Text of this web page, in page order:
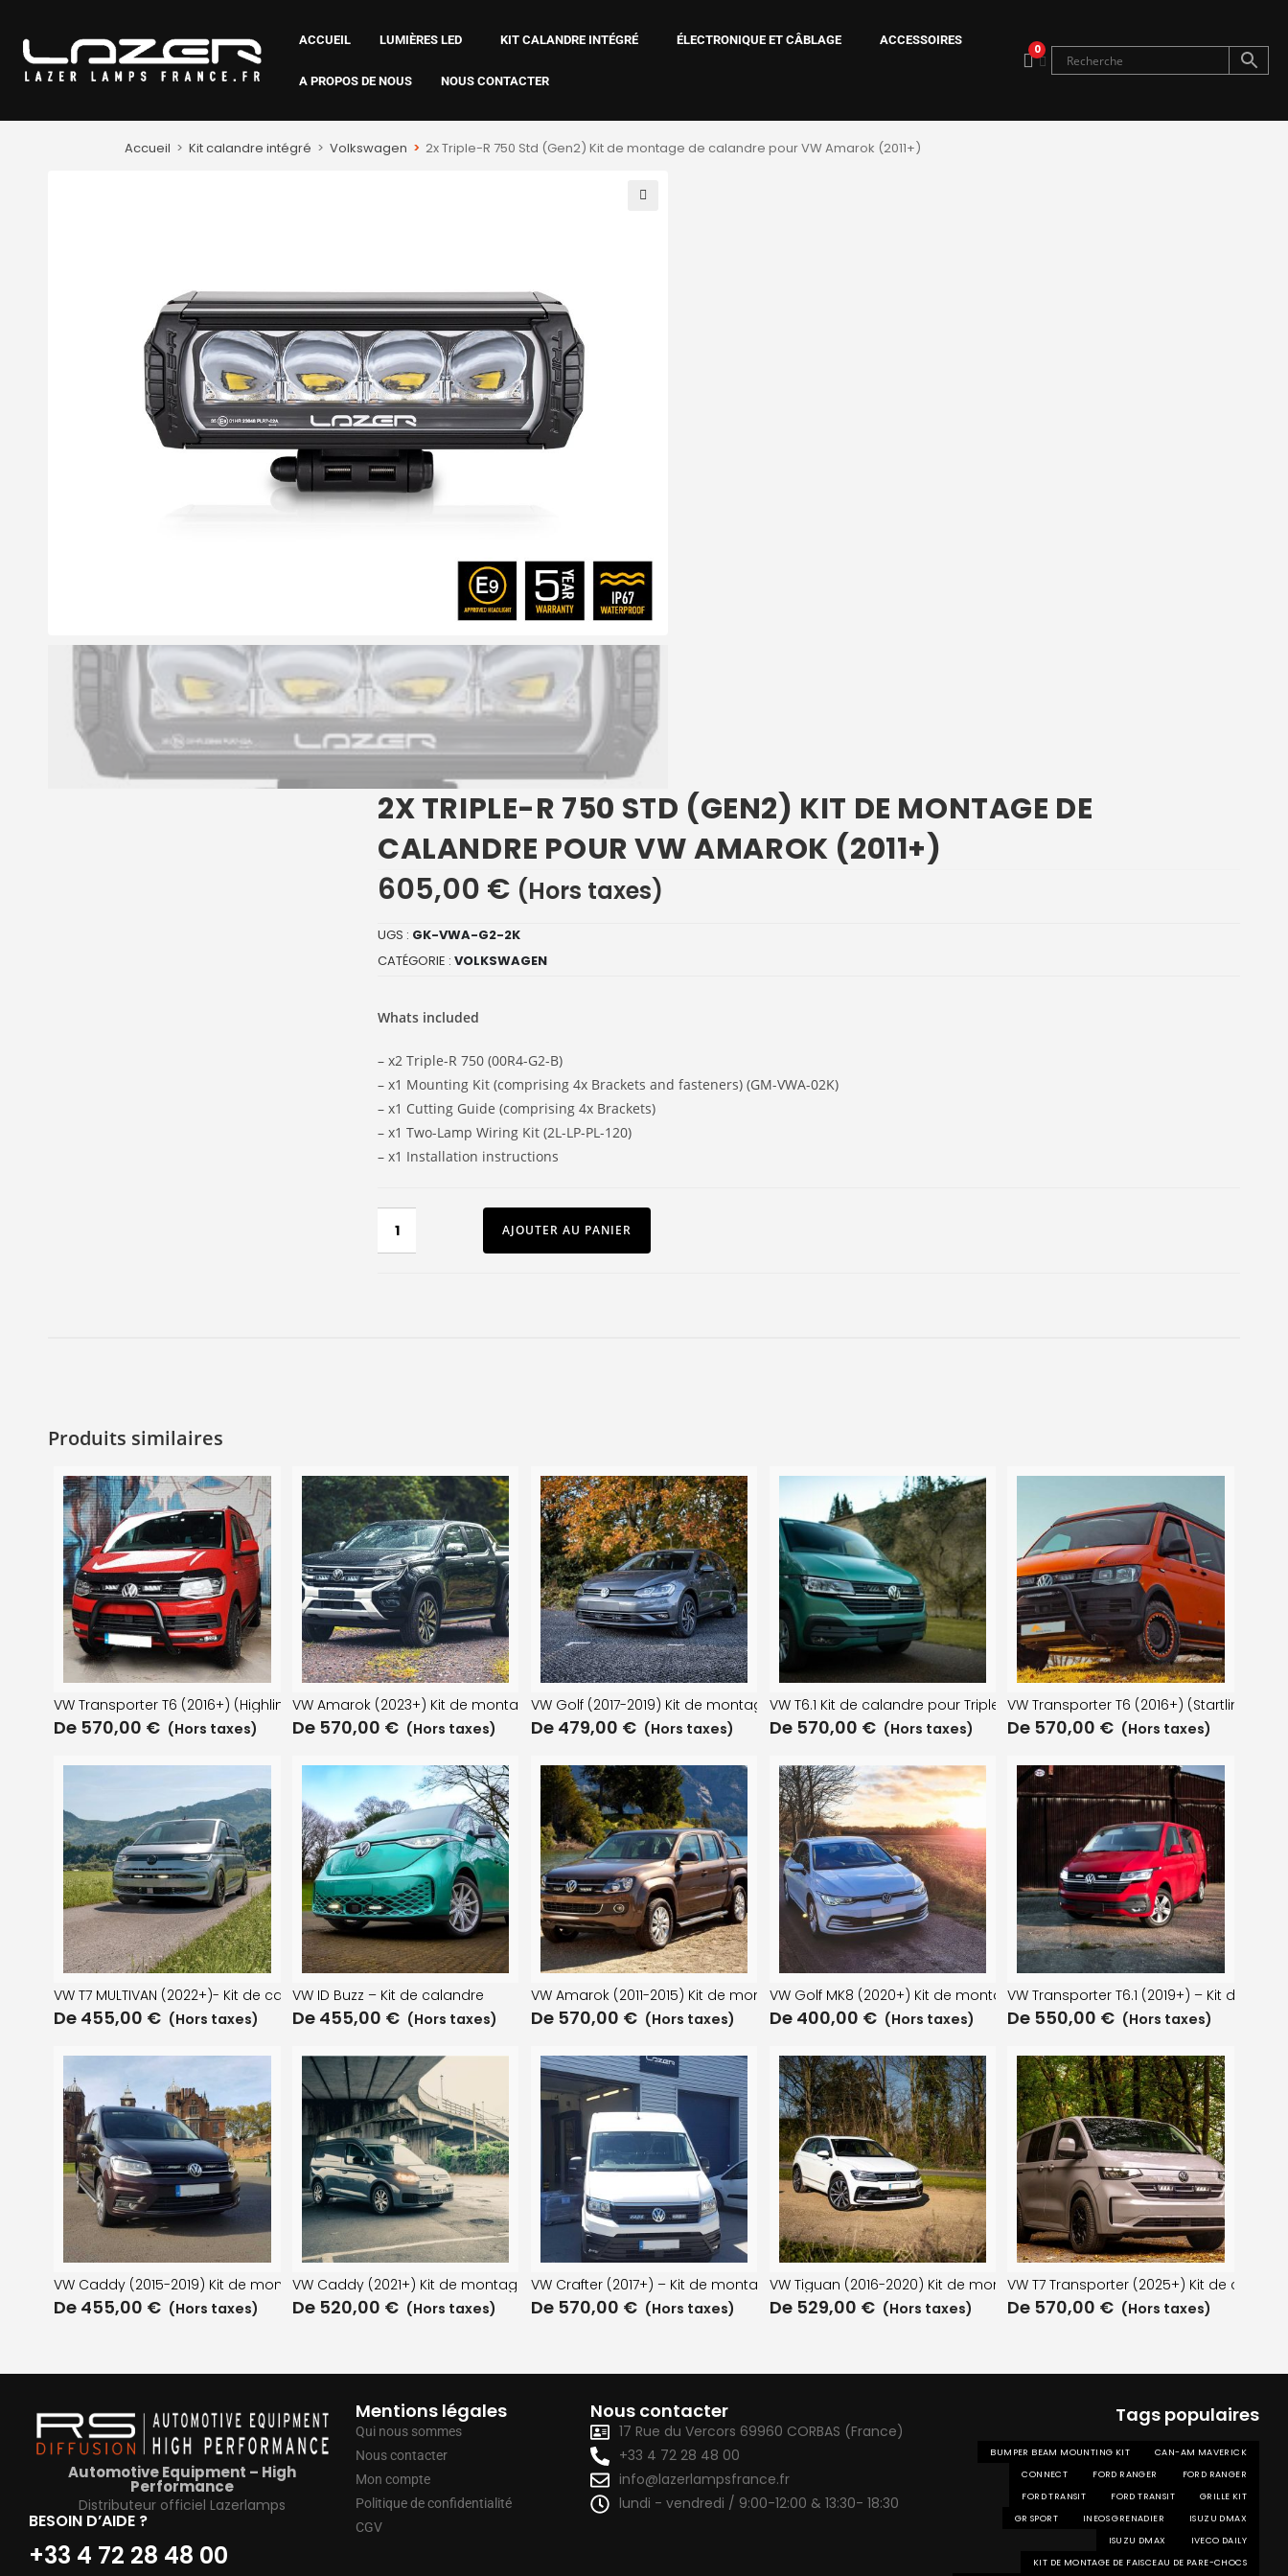
ACCUEIL LUMIÈRES LED KIT CALANDRE INTÉGRÉ ÉLECTRONIQUE ET CÂBLAGE ACCESSOIRES
A PROPOS DE NOUS NOUS CONTACTER
0
Accueil > Kit calandre intégré > Volkswagen > 2x Triple-R 750 Std (Gen2) Kit de montage de calandre pour VW Amarok (2011+)
2X TRIPLE-R 750 STD (GEN2) KIT DE MONTAGE DE
CALANDRE POUR VW AMAROK (2011+)
605,00 € (Hors taxes)
UGS : GK-VWA-G2-2K
CATÉGORIE : VOLKSWAGEN
Whats included
– x2 Triple-R 750 (00R4-G2-B)
– x1 Mounting Kit (comprising 4x Brackets and fasteners) (GM-VWA-02K)
– x1 Cutting Guide (comprising 4x Brackets)
– x1 Two-Lamp Wiring Kit (2L-LP-PL-120)
– x1 Installation instructions
AJOUTER AU PANIER
Produits similaires
VW Transporter T6 (2016+) (Highline / Trendline / Edition) Kit de montage sur calandre
De 570,00 € (Hors taxes)
VW Amarok (2023+) Kit de montage de calandre
De 570,00 € (Hors taxes)
VW Golf (2017-2019) Kit de montage de pare-chocs
De 479,00 € (Hors taxes)
VW T6.1 Kit de calandre pour Triple-R 750
De 570,00 € (Hors taxes)
VW Transporter T6 (2016+) (Startline)
De 570,00 € (Hors taxes)
VW T7 MULTIVAN (2022+)- Kit de calandre
De 455,00 € (Hors taxes)
VW ID Buzz – Kit de calandre
De 455,00 € (Hors taxes)
VW Amarok (2011-2015) Kit de montage de calandre
De 570,00 € (Hors taxes)
VW Golf MK8 (2020+) Kit de montage de grille Linear-18 ou Glide
De 400,00 € (Hors taxes)
VW Transporter T6.1 (2019+) – Kit de
De 550,00 € (Hors taxes)
VW Caddy (2015-2019) Kit de montage de calandre
De 455,00 € (Hors taxes)
VW Caddy (2021+) Kit de montage de pare-choc
De 520,00 € (Hors taxes)
VW Crafter (2017+) – Kit de montage de calandre
De 570,00 € (Hors taxes)
VW Tiguan (2016-2020) Kit de montage de pare-chocs
De 529,00 € (Hors taxes)
VW T7 Transporter (2025+) Kit de
De 570,00 € (Hors taxes)
Automotive Equipment – High
Performance
Distributeur officiel Lazerlamps
BESOIN D’AIDE ?
+33 4 72 28 48 00
Mentions légales
Qui nous sommes
Nous contacter
Mon compte
Politique de confidentialité
CGV
Nous contacter
17 Rue du Vercors 69960 CORBAS (France)
+33 4 72 28 48 00
info@lazerlampsfrance.fr
lundi - vendredi / 9:00-12:00 & 13:30- 18:30
Tags populaires
BUMPER BEAM MOUNTING KIT
CAN-AM MAVERICK
CONNECT
FORD RANGER
FORD RANGER
FORD TRANSIT
FORD TRANSIT
GRILLE KIT
GR SPORT
INEOS GRENADIER
ISUZU DMAX
ISUZU DMAX
IVECO DAILY
KIT DE MONTAGE DE FAISCEAU DE PARE-CHOCS